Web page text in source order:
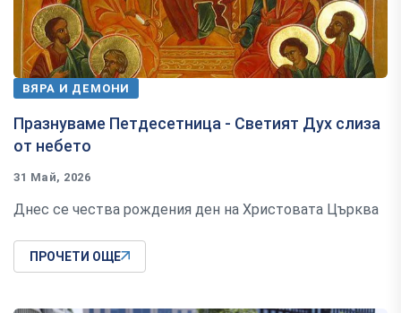
ВЯРА И ДЕМОНИ
Празнуваме Петдесетница - Светият Дух слиза
от небето
31 Май, 2026
Днес се чества рождения ден на Христовата Църква
ПРОЧЕТИ ОЩЕ